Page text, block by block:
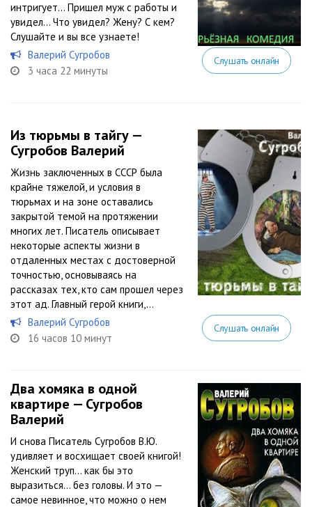
интригует… Пришел муж с работы и
увидел… Что увидел? Жену? С кем?
Слушайте и вы все узнаете!
Валерий Сугробов
3 часа 22 минуты
Слушать онлайн
Из тюрьмы в тайгу —
Сугробов Валерий
Жизнь заключенных в СССР была
крайне тяжелой, и условия в
тюрьмах и на зоне оставались
закрытой темой на протяжении
многих лет. Писатель описывает
некоторые аспекты жизни в
отдаленных местах с достоверной
точностью, основываясь на
рассказах тех, кто сам прошел через
этот ад. Главный герой книги,...
Валерий Сугробов
16 часов 10 минут
Слушать онлайн
Два хомяка в одной
квартире — Сугробов
Валерий
И снова Писатель Сугробов В.Ю.
удивляет и восхищает своей книгой!
Женский труп… как бы это
выразиться… без головы. И это —
самое невинное, что можно о нем